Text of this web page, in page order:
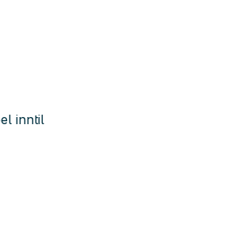
inntil